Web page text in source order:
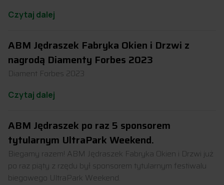
Czytaj dalej
ABM Jędraszek Fabryka Okien i Drzwi z
nagrodą Diamenty Forbes 2023
Diament Forbes 2023
Czytaj dalej
ABM Jędraszek po raz 5 sponsorem
tytularnym UltraPark Weekend.
Biegamy razem! ABM Jędraszek Fabryka Okien i Drzwi już
po raz piąty z rzędu był sponsorem tytularnym festiwalu
biegowego UltraPark Weekend.